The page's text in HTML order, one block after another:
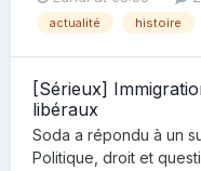
actualité histoire
[Sérieux]
libéraux
Soda a répondu à un
Politique, droit et